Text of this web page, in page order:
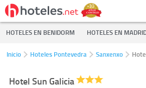
HOTELES EN BENIDORM HOTELES EN
Inicio Hoteles Pontevedra Sanxenxo
Hotel Sun Galicia